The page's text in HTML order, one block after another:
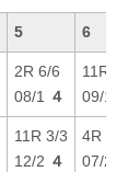
5 6
2R 6/6
08/1
４
11R
09/1
11R 3/3
12/2 ４
4R 5/5
07/2